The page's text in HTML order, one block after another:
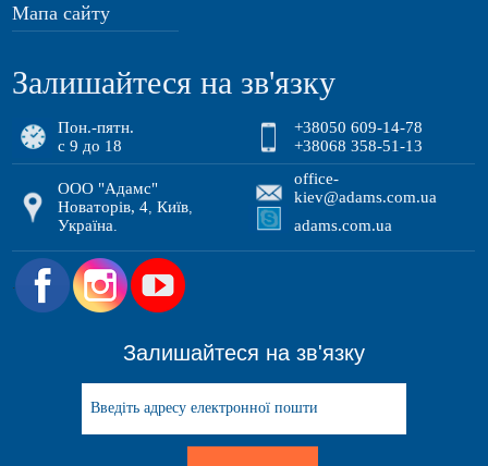
Мапа сайту
Залишайтеся на зв'язку
Пон.-пятн.
с 9 до 18
+38050 609-14-78
+38068 358-51-13
ООО "Адамс"
Новаторів, 4 ,Київ
Україна
office-
kiev@adams.com.ua
adams.com.ua
.
Залишайтеся на зв'язку